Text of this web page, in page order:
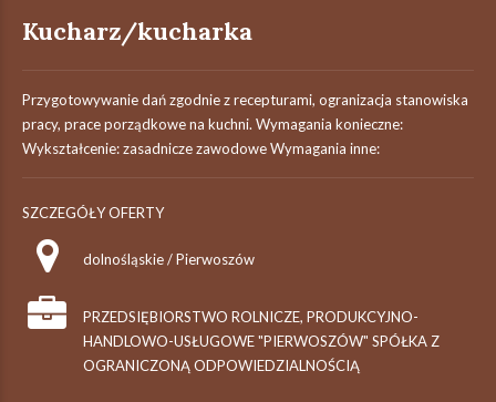
Kucharz/kucharka
Przygotowywanie dań zgodnie z recepturami, ogranizacja stanowiska
pracy, prace porządkowe na kuchni. Wymagania konieczne:
Wykształcenie: zasadnicze zawodowe Wymagania inne:
SZCZEGÓŁY OFERTY
dolnośląskie / Pierwoszów
PRZEDSIĘBIORSTWO ROLNICZE, PRODUKCYJNO-
HANDLOWO-USŁUGOWE "PIERWOSZÓW" SPÓŁKA Z
OGRANICZONĄ ODPOWIEDZIALNOŚCIĄ